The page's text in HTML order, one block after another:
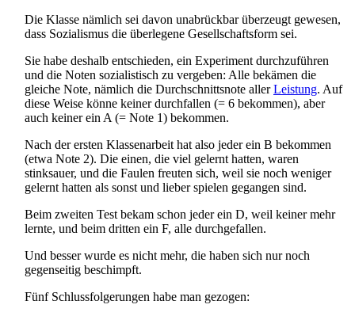
Die Klasse nämlich sei davon unabrückbar überzeugt gewesen,
dass Sozialismus die überlegene Gesellschaftsform sei.
Sie habe deshalb entschieden, ein Experiment durchzuführen
und die Noten sozialistisch zu vergeben: Alle bekämen die
gleiche Note, nämlich die Durch­schnittsnote allerLeistung. Auf
diese Weise könne keiner durchfallen (= 6 bekommen), aber
auch keiner ein A (= Note 1) bekommen.
Nach der ersten Klassenarbeit hat also jeder ein B bekommen
(etwa Note 2). Die einen, die viel gelernt hatten, waren
stinksauer, und die Faulen freuten sich, weil sie noch weniger
gelernt hatten als sonst und lieber spielen gegangen sind.
Beim zweiten Test bekam schon jeder ein D, weil keiner mehr
lernte, und beim dritten ein F, alle durchgefallen.
Und besser wurde es nicht mehr, die haben sich nur noch
gegenseitig beschimpft.
Fünf Schlussfolgerungen habe man gezogen: